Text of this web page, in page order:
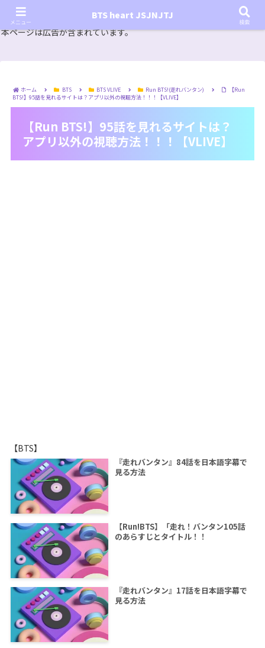
『In the SOOP BTS ver.』シーズン2放送決定！いつから始まる？インザスープの放送開始日・視聴
方法は？【In the SOOP BTS ver. Season 2】
本ページは広告が含まれています。
ホーム BTS BTS VLIVE Run BTS!(走れバンタン)
【Run
BTS!】95話を見れるサイトは？アプリ以外の視聴方法！！！【VLIVE】
【Run BTS!】95話を見れるサイトは？
アプリ以外の視聴方法！！！【VLIVE】
【BTS】
『走れバンタン』84話を日本語字幕で
見る方法
【Run!BTS】「走れ！バンタン105話
のあらすじとタイトル！！
『走れバンタン』17話を日本語字幕で
見る方法
メニュー
BTS heart JSJNJTJ
検索